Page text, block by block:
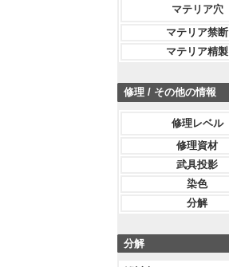
マテリア穴
マテリア禁断
マテリア精製
修理 / その他の情報
修理レベル
修理資材
武具投影
染色
分解
分解